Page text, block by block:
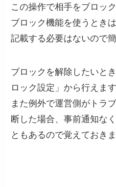
この操作で相手をブロック
ブロック機能を使うとき
記載する必要はないので
ブロックを解除したいと
ロック設定」から行えます
また例外で運営側がトラ
断した場合、事前通知な
ともあるので覚えておきま